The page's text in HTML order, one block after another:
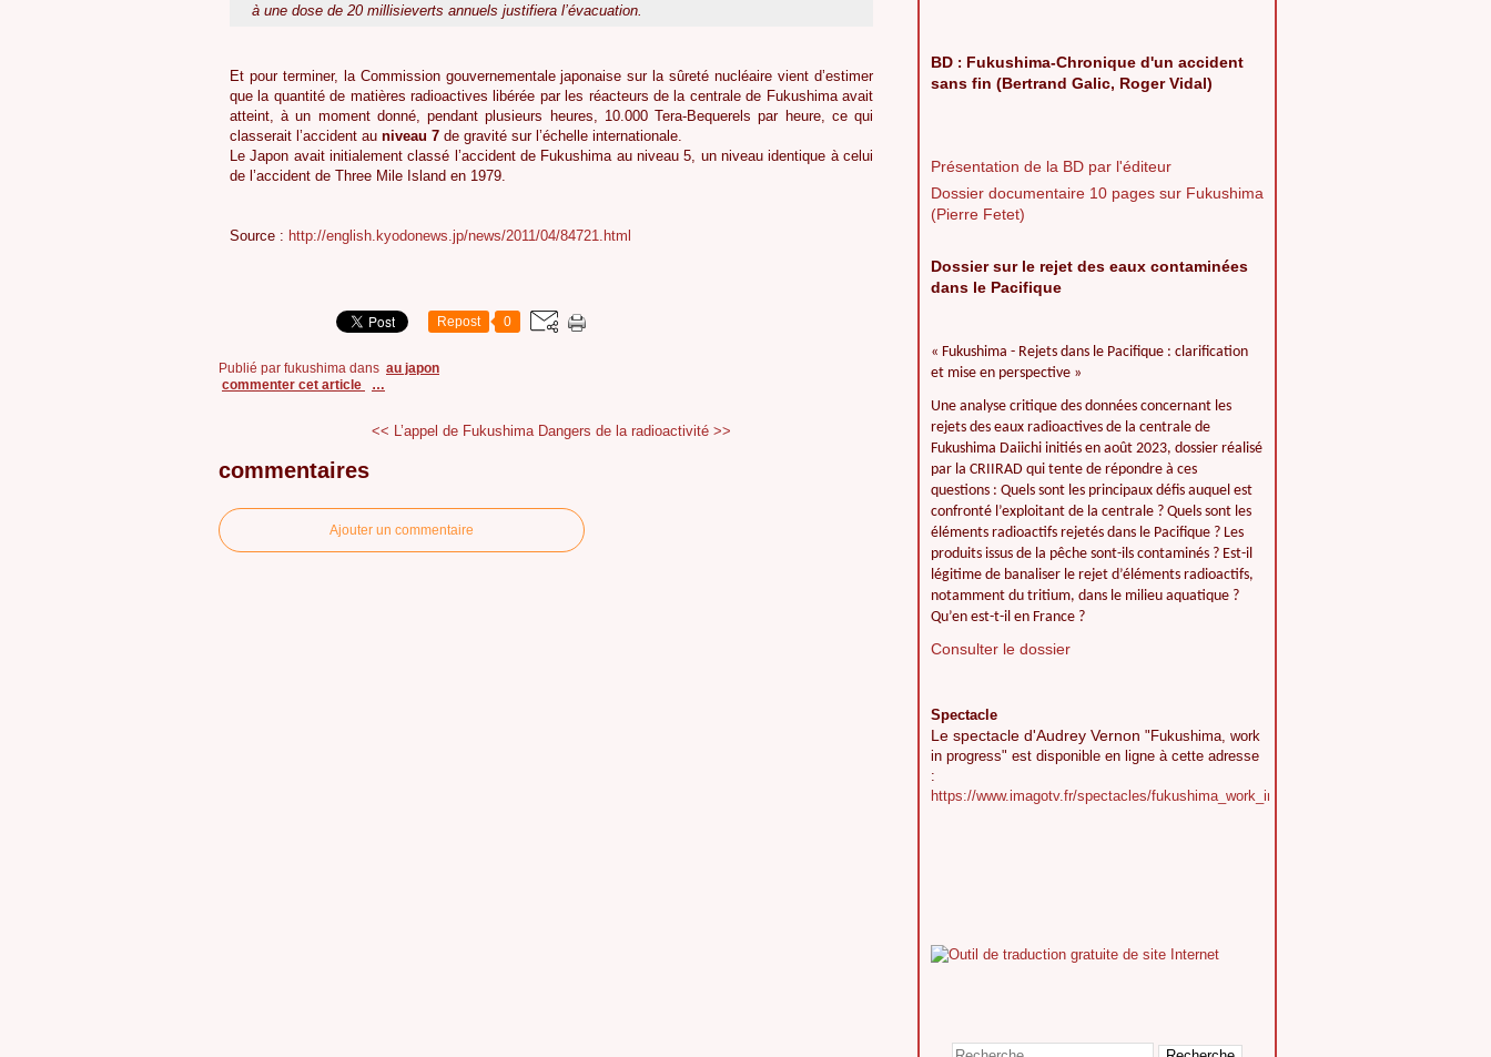
à une dose de 20 millisieverts annuels justifiera l’évacuation.
Et pour terminer, la Commission gouvernementale japonaise sur la sûreté nucléaire vient d’estimer
que la quantité de matières radioactives libérée par les réacteurs de la centrale de Fukushima avait
atteint, à un moment donné, pendant plusieurs heures, 10.000 Tera-Bequerels par heure, ce qui
classerait l’accident au niveau 7 de gravité sur l’échelle internationale.
Le Japon avait initialement classé l’accident de Fukushima au niveau 5, un niveau identique à celui
de l’accident de Three Mile Island en 1979.
Source : http://english.kyodonews.jp/news/2011/04/84721.html
Repost 0
Publié par fukushima dans au japon
commenter cet article
…
<< L’appel de Fukushima Dangers de la radioactivité >>
commentaires
Ajouter un commentaire
BD : Fukushima-Chronique d'un accident
sans fin (Bertrand Galic, Roger Vidal)
Présentation de la BD par l'éditeur
Dossier documentaire 10 pages sur Fukushima
(Pierre Fetet)
Dossier sur le rejet des eaux contaminées
dans le Pacifique
« Fukushima - Rejets dans le Pacifique : clarification
et mise en perspective »
Une analyse critique des données concernant les
rejets des eaux radioactives de la centrale de
Fukushima Daiichi initiés en août 2023, dossier réalisé
par la CRIIRAD qui tente de répondre à ces
questions : Quels sont les principaux défis auquel est
confronté l’exploitant de la centrale ? Quels sont les
éléments radioactifs rejetés dans le Pacifique ? Les
produits issus de la pêche sont-ils contaminés ? Est-il
légitime de banaliser le rejet d’éléments radioactifs,
notamment du tritium, dans le milieu aquatique ?
Qu’en est-t-il en France ?
Consulter le dossier
Spectacle
Le spectacle d'Audrey Vernon "Fukushima, work
in progress" est disponible en ligne à cette adresse
:
https://www.imagotv.fr/spectacles/fukushima_work_in_progress